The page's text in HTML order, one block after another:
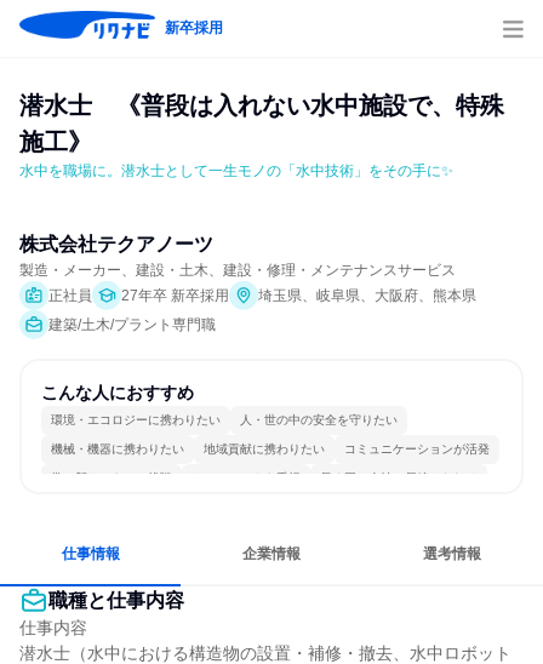
新卒採用
潜水士　《普段は入れない水中施設で、特殊
施工》
水中を職場に。潜水士として一生モノの「水中技術」をその手に✨
株式会社テクアノーツ
製造・メーカー、建設・土木、建設・修理・メンテナンスサービス
正社員
27年卒 新卒採用
埼玉県、岐阜県、大阪府、熊本県
建築/土木/プラント専門職
こんな人におすすめ
環境・エコロジーに携わりたい 人・世の中の安全を守りたい
機械・機器に携わりたい 地域貢献に携わりたい コミュニケーションが活発
常に新しいものに挑戦 チームワークを重視 長く同じ会社に居続けられる
仕事情報 企業情報 選考情報
職種と仕事内容
仕事内容
潜水士（水中における構造物の設置・補修・撤去、水中ロボット